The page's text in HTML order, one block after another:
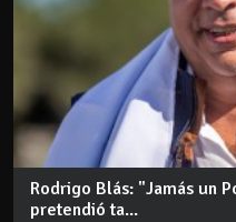
Rodrigo Blás: "Jamás un
pretendió ta...